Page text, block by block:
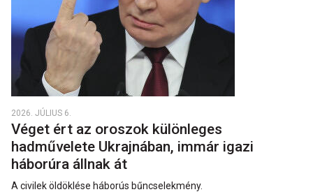
2026. JÚLIUS 6.
Véget ért az oroszok különleges
hadművelete Ukrajnában, immár igazi
háborúra állnak át
A civilek öldöklése háborús bűncselekmény.